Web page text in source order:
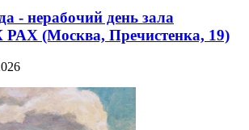
- нерабочий день зала
(Москва, Пречистенка, 19)